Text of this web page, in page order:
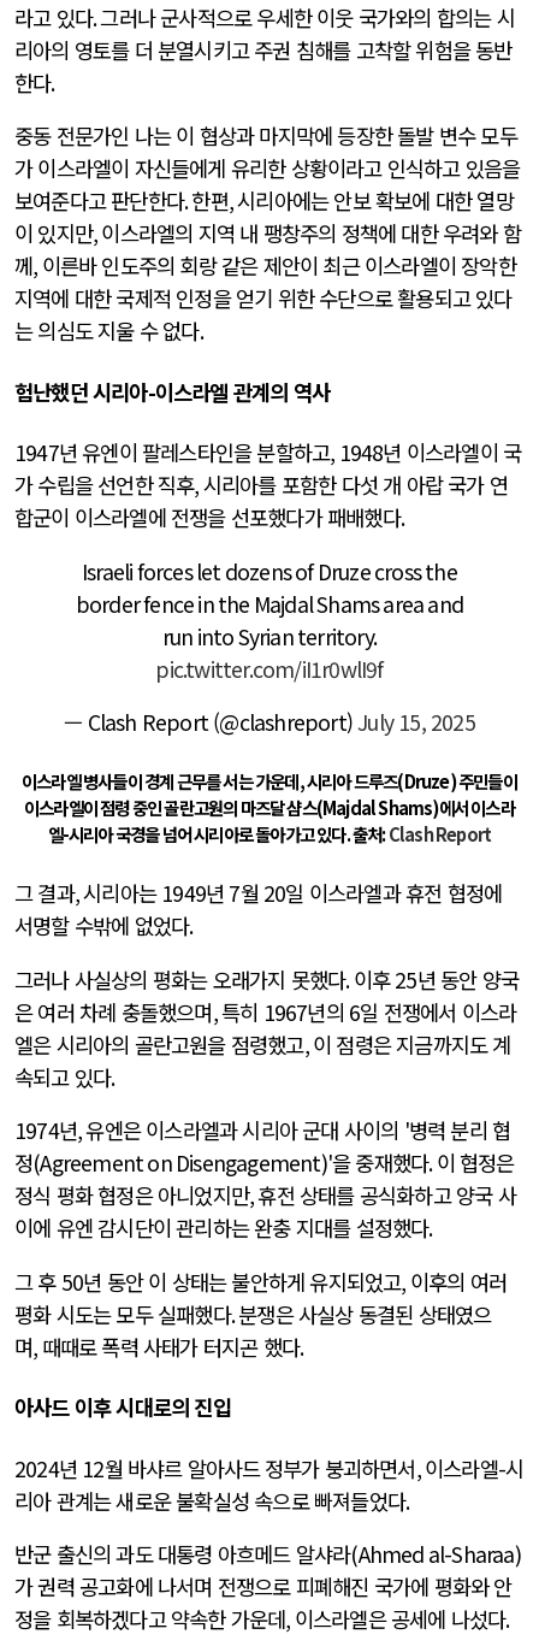
라고 있다.그러나 군사적으로 우세한 이웃 국가와의 합의는 시
리아의 영토를 더 분열시키고 주권 침해를 고착할 위험을 동반
한다.
중동 전문가인 나는 이 협상과 마지막에 등장한 돌발 변수 모두
가 이스라엘이 자신들에게 유리한 상황이라고 인식하고 있음을
보여준다고 판단한다.한편,시리아에는 안보 확보에 대한 열망
이 있지만,이스라엘의 지역 내 팽창주의 정책에 대한 우려와 함
께, 이른바 인도주의 회랑 같은 제안이 최근 이스라엘이 장악한
지역에 대한 국제적 인정을 얻기 위한 수단으로 활용되고 있다
는 의심도 지울 수 없다.
험난했던 시리아-이스라엘 관계의 역사
1947년 유엔이 팔레스타인을 분할하고, 1948년 이스라엘이 국
가 수립을 선언한 직후,시리아를 포함한 다섯 개 아랍 국가 연
합군이 이스라엘에 전쟁을 선포했다가 패배했다.
Israeli forces let dozens of Druze cross the
border fence in the Majdal Shams area and
run into Syrian territory.
pic.twitter.com/iI1r0wlI9f
— Clash Report (@clashreport)July 15, 2025
이스라엘 병사들이 경계 근무를 서는 가운데, 시리아 드루즈(Druze) 주민들이
이스라엘이 점령 중인 골란고원의 마즈달 샴스(Majdal Shams)에서 이스라
엘-시리아 국경을 넘어 시리아로 돌아가고 있다. 출처:Clash Report
그 결과,시리아는 1949년 7월 20일 이스라엘과 휴전 협정에
서명할 수밖에 없었다.
그러나 사실상의 평화는 오래가지 못했다.이후25년 동안 양국
은 여러 차례 충돌했으며,특히 1967년의 6일 전쟁에서 이스라
엘은 시리아의 골란고원을 점령했고,이 점령은 지금까지도 계
속되고 있다.
1974년,유엔은 이스라엘과 시리아 군대 사이의 '병력 분리 협
정(Agreement on Disengagement)'을 중재했다.이 협정은
정식 평화 협정은 아니었지만,휴전 상태를 공식화하고 양국 사
이에 유엔 감시단이 관리하는 완충 지대를 설정했다.
그 후 50년 동안 이 상태는 불안하게 유지되었고, 이후의 여러
평화 시도는 모두 실패했다.분쟁은 사실상 동결된 상태였으
며, 때때로 폭력 사태가 터지곤 했다.
아사드 이후 시대로의 진입
2024년 12월 바샤르 알아사드정부가 붕괴하면서,이스라엘-시
리아 관계는 새로운 불확실성 속으로 빠져들었다.
반군 출신의 과도 대통령 아흐메드 알샤라(Ahmed al-Sharaa)
가 권력 공고화에 나서며 전쟁으로 피폐해진 국가에 평화와 안
정을 회복하겠다고 약속한 가운데, 이스라엘은 공세에 나섰다.